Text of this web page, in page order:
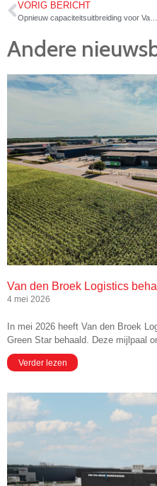
VORIG BERICHT
Andere
Van den Broek Logistics
4 mei 2026
In mei 2026 heeft Van den Broek
Green Star behaald. Deze mijlpaal
Verder lezen